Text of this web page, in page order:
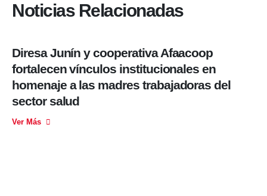
Noticias Relacionadas
Diresa Junín y cooperativa Afaacoop
fortalecen vínculos institucionales en
homenaje a las madres trabajadoras del
sector salud
Ver Más